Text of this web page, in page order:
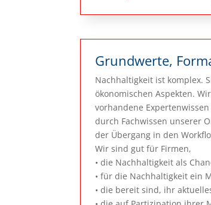
Grundwerte,
Nachhaltigkeit ist komplex.
ökonomischen Aspekten.
vorhandene
durch Fachwissen unserer
der Übergang in den
Wir sind gut für Firmen,
• die Nachhaltigkeit als
• für die Nachhaltigkeit ein
• die bereit sind, ihr